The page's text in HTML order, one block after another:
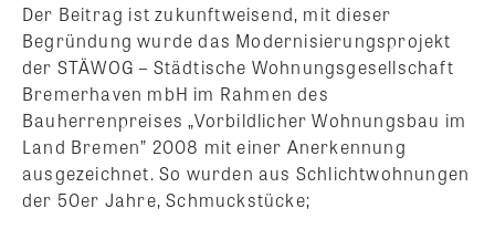
Der Beitrag ist zukunftweisend, mit dieser
Begründung wurde das Modernisierungsprojekt
der STÄWOG – Städtische Wohnungsgesellschaft
Bremerhaven mbH im Rahmen des
Bauherrenpreises „Vorbildlicher Wohnungsbau im
Land Bremen” 2008 mit einer Anerkennung
ausgezeichnet. So wurden aus Schlichtwohnungen
der 50er Jahre, Schmuckstücke;